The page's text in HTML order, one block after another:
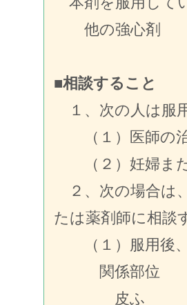
他の強心剤
■相談すること
１、次の人は服
（１）医師の治
（２）妊婦また
２、次の場合は
たは薬剤師に相談
（１）服用後、
関係部
皮ふ 発疹